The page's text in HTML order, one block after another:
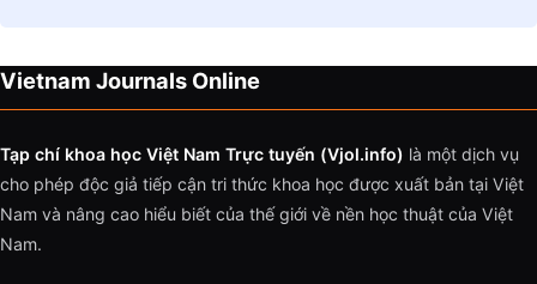
Vietnam Journals Online
Tạp chí khoa học Việt Nam Trực tuyến (Vjol.info) là một dịch vụ
cho phép độc giả tiếp cận tri thức khoa học được xuất bản tại Việt
Nam và nâng cao hiểu biết của thế giới về nền học thuật của Việt
Nam.